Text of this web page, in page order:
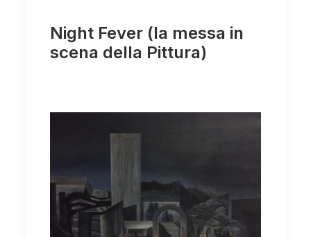
Night Fever (la messa in
scena della Pittura)